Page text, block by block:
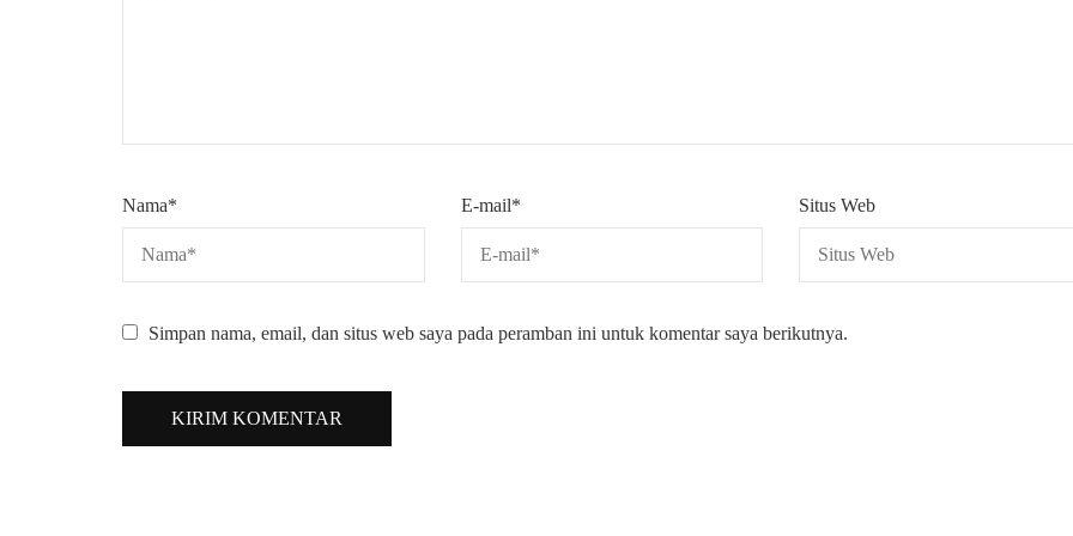
Nama* E-mail* Situs Web
Simpan nama, email, dan situs web saya pada peramban ini untuk komentar saya berikutnya.